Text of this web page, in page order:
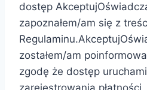
dostęp
zapoznałem/am się z
zostałem/am
zgodę że dostęp
zarejestrowania